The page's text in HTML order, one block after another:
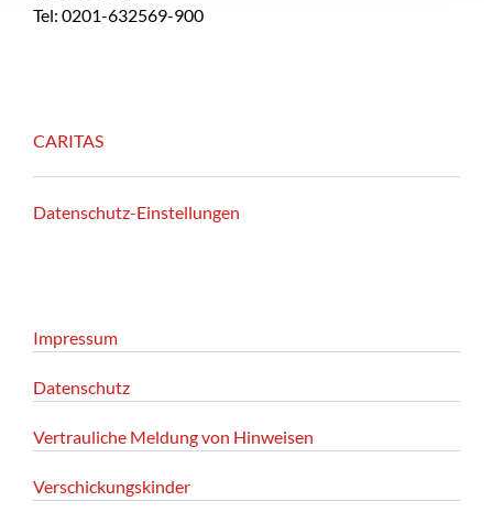
Tel: 0201-632569-900
CARITAS
Datenschutz-Einstellungen
Impressum
Datenschutz
Vertrauliche Meldung von Hinweisen
Verschickungskinder